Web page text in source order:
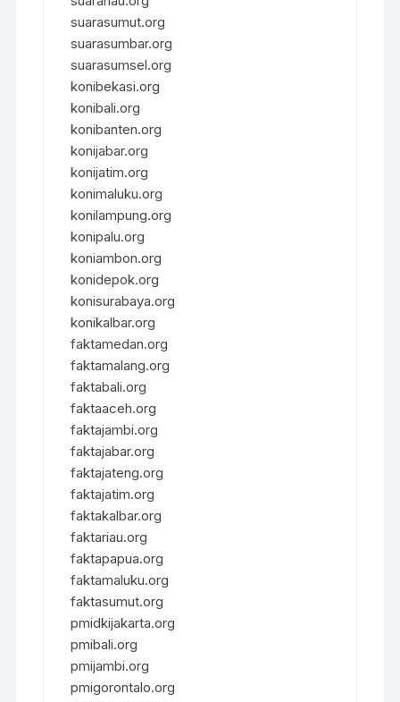
suarasumut.org
suarasumbar.org
suarasumsel.org
konibekasi.org
konibali.org
konibanten.org
konijabar.org
konijatim.org
konimaluku.org
konilampung.org
konipalu.org
koniambon.org
konidepok.org
konisurabaya.org
konikalbar.org
faktamedan.org
faktamalang.org
faktabali.org
faktaaceh.org
faktajambi.org
faktajabar.org
faktajateng.org
faktajatim.org
faktakalbar.org
faktariau.org
faktapapua.org
faktamaluku.org
faktasumut.org
pmidkijakarta.org
pmibali.org
pmijambi.org
pmigorontalo.org